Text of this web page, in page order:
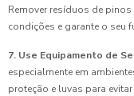
Remover resíduos de
condições e garante o seu
7. Use Equipamento de
especialmente em
proteção e luvas para